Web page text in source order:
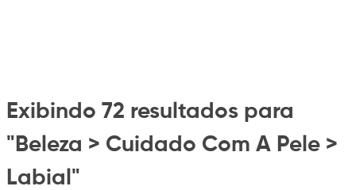
Exibindo 72 resultados para
"Beleza > Cuidado Com A Pele >
Labial"